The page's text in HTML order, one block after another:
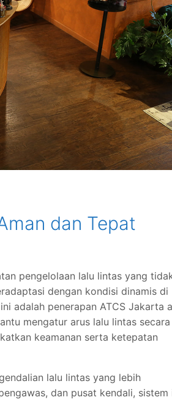
dan Tepat
pengelolaan lalu lintas yang
dengan kondisi dinamis di
adalah penerapan ATCS Jakarta
mengatur arus lalu lintas secara
keamanan serta ketepatan
lalu lintas yang lebih
dan pusat kendali, sistem